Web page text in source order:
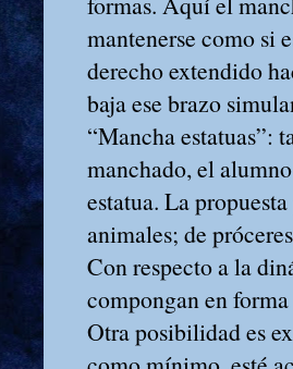
mantenerse como si
derecho extendido
baja ese brazo
“Mancha estatuas”:
manchado, el
estatua. La
animales; de
Con respecto a la
compongan en
Otra posibilidad es